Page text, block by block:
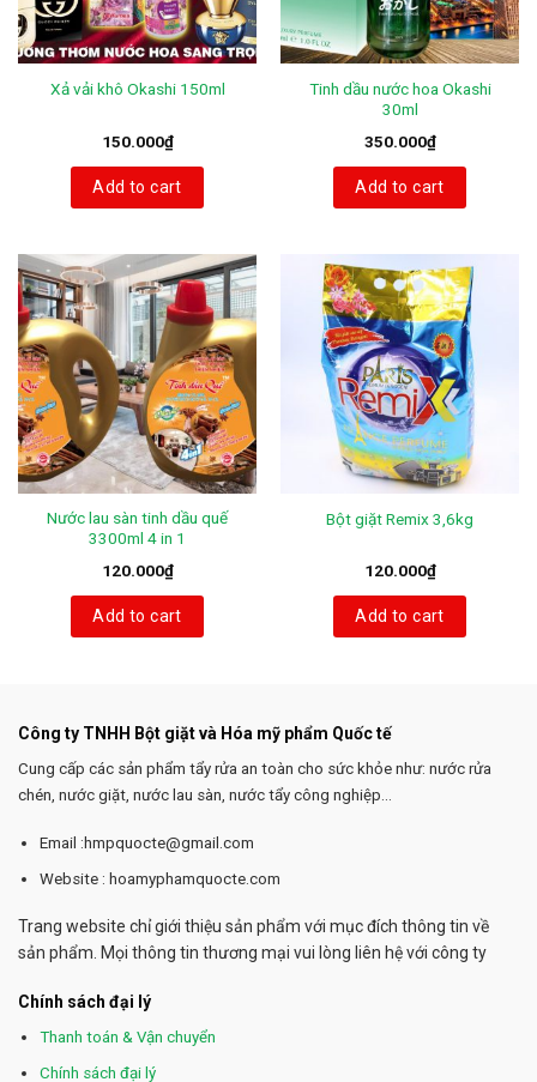
Xả vải khô Okashi 150ml
150.000₫
Add to cart
Tinh dầu nước hoa Okashi
30ml
350.000₫
Add to cart
Nước lau sàn tinh dầu quế
3300ml 4 in 1
120.000₫
Add to cart
Bột giặt Remix 3,6kg
120.000₫
Add to cart
Công ty TNHH Bột giặt và Hóa mỹ phẩm Quốc tế
Cung cấp các sản phẩm tẩy rửa an toàn cho sức khỏe như: nước rửa
chén, nước giặt, nước lau sàn, nước tẩy công nghiệp...
Email :hmpquocte@gmail.com
Website : hoamyphamquocte.com
Trang website chỉ giới thiệu sản phẩm với mục đích thông tin về
sản phẩm. Mọi thông tin thương mại vui lòng liên hệ với công ty
Chính sách đại lý
Thanh toán & Vận chuyển
Chính sách đại lý